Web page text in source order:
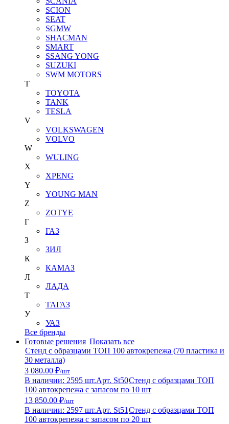
SCION
SEAT
SGMW
SHACMAN
SMART
SSANG YONG
SUZUKI
SWM MOTORS
T
TOYOTA
TANK
TESLA
V
VOLKSWAGEN
VOLVO
W
WULING
X
XPENG
Y
YOUNG MAN
Z
ZOTYE
Г
ГАЗ
З
ЗИЛ
К
КАМАЗ
Л
ЛАДА
Т
ТАГАЗ
У
УАЗ
Все бренды
Готовые решения Показать все
Стенд с образцами ТОП 100 автокрепежа (70 пластика и
30 металла)
3 080.00 ₽/шт
В наличии: 2595 шт.Арт. St50Стенд с образцами ТОП
100 автокрепежа с запасом по 10 шт
13 850.00 ₽/шт
В наличии: 2597 шт.Арт. St51 Стенд с образцами ТОП
100 автокрепежа с запасом по 20 шт